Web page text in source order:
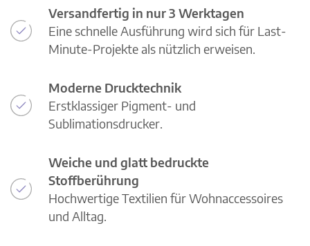
Versandfertig in nur 3 Werktagen
Eine schnelle Ausführung wird sich für Last-
Minute-Projekte als nützlich erweisen.
Moderne Drucktechnik
Erstklassiger Pigment- und
Sublimationsdrucker.
Weiche und glatt bedruckte
Stoffberührung
Hochwertige Textilien für Wohnaccessoires
und Alltag.